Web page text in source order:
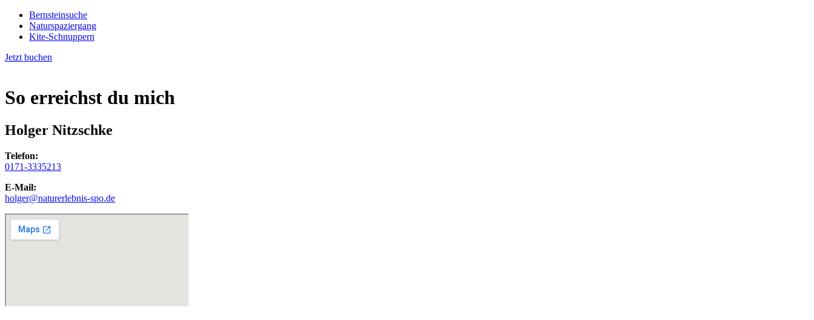
Bernsteinsuche
Naturspaziergang
Kite-Schnuppern
Jetzt buchen
So erreichst du mich
Holger Nitzschke
Telefon:
0171-3335213
E-Mail:
holger@naturerlebnis-spo.de